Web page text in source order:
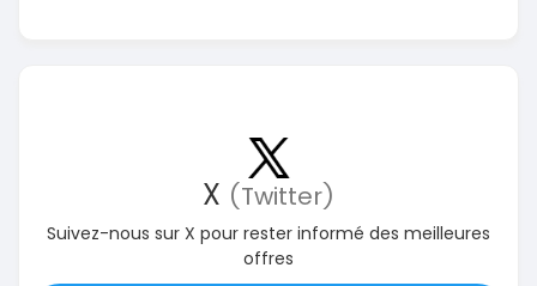
X (Twitter)
Suivez-nous sur X pour rester informé des meilleures
offres